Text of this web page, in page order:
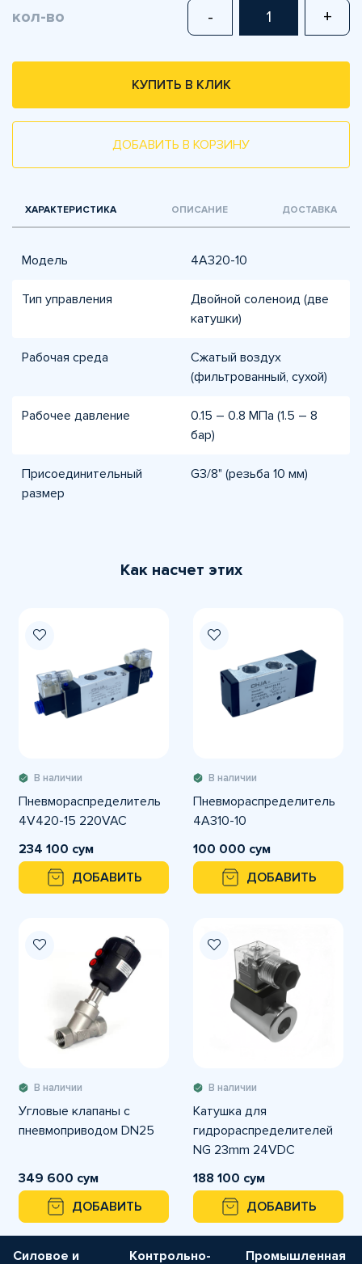
кол-во - +
КУПИТЬ В КЛИК
ДОБАВИТЬ В КОРЗИНУ
ХАРАКТЕРИСТИКА ОПИСАНИЕ ДОСТАВКА
Модель 4A320-10
Тип управления
Двойной соленоид (две
катушки)
Рабочая среда
Сжатый воздух
(фильтрованный, сухой)
Рабочее давление
0.15 – 0.8 МПа (1.5 – 8
бар)
Присоединительный
размер
G3/8" (резьба 10 мм)
Как насчет этих
В наличии
Пневмораспределитель
4V420-15 220VAC
234 100 сум
ДОБАВИТЬ
В наличии
Пневмораспределитель
4А310-10
100 000 сум
ДОБАВИТЬ
В наличии
Угловые клапаны с
пневмоприводом DN25
349 600 сум
ДОБАВИТЬ
В наличии
Катушка для
гидрораспределителей
NG 23mm 24VDC
188 100 сум
ДОБАВИТЬ
Силовое и
Контрольно-
Промышленная